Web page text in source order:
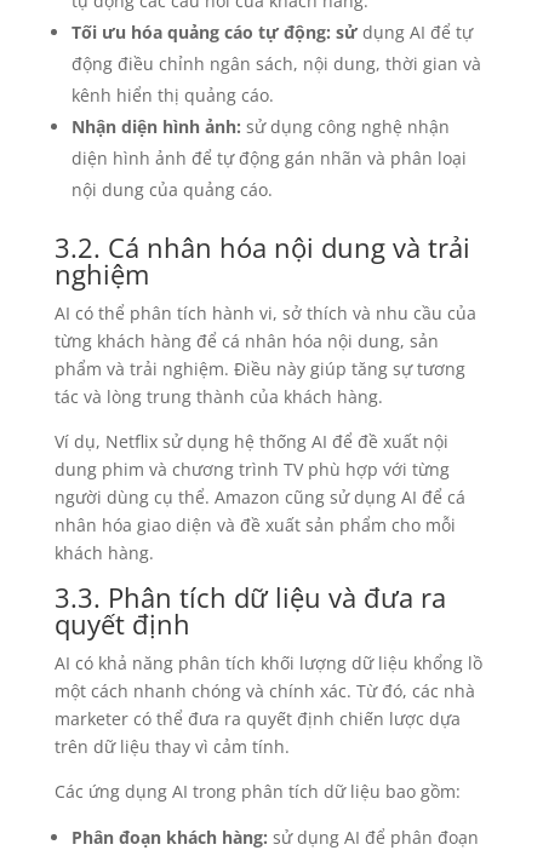
Tối ưu hóa quảng cáo tự động: sửdụng AI để tự
động điều chỉnh ngân sách, nội dung, thời gian và
kênh hiển thị quảng cáo.
Nhận diện hình ảnh: sử dụng công nghệ nhận
diện hình ảnh để tự động gán nhãn và phân loại
nội dung của quảng cáo.
3.2. Cá nhân hóa nội dung và trải
nghiệm
AI có thể phân tích hành vi, sở thích và nhu cầu của
từng khách hàng để cá nhân hóa nội dung, sản
phẩm và trải nghiệm. Điều này giúp tăng sự tương
tác và lòng trung thành của khách hàng.
Ví dụ, Netflix sử dụng hệ thống AI để đề xuất nội
dung phim và chương trình TV phù hợp với từng
người dùng cụ thể. Amazon cũng sử dụng AI để cá
nhân hóa giao diện và đề xuất sản phẩm cho mỗi
khách hàng.
3.3. Phân tích dữ liệu và đưa ra
quyết định
AI có khả năng phân tích khối lượng dữ liệu khổng lồ
một cách nhanh chóng và chính xác. Từ đó, các nhà
marketer có thể đưa ra quyết định chiến lược dựa
trên dữ liệu thay vì cảm tính.
Các ứng dụng AI trong phân tích dữ liệu bao gồm:
Phân đoạn khách hàng: sử dụng AI để phân đoạn